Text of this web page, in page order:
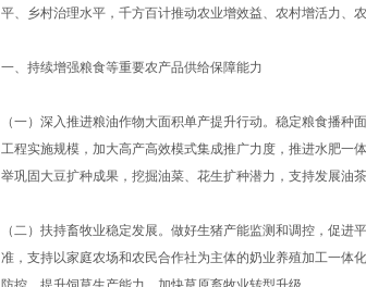
平、乡村治理水平，千方百计推动农业增效益、农村增活力、
一、持续增强粮食等重要农产品供给保障能力
（一）深入推进粮油作物大面积单产提升行动。稳定粮食播
工程实施规模，加大高产高效模式集成推广力度，推进水肥一
举巩固大豆扩种成果，挖掘油菜、花生扩种潜力，支持发展油
（二）扶持畜牧业稳定发展。做好生猪产能监测和调控，促
准，支持以家庭农场和农民合作社为主体的奶业养殖加工一体